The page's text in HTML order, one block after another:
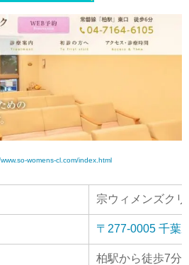
womens-cl.com/index.html
宗ウィメンズク
〒277-0005 千葉
柏駅から徒歩7分